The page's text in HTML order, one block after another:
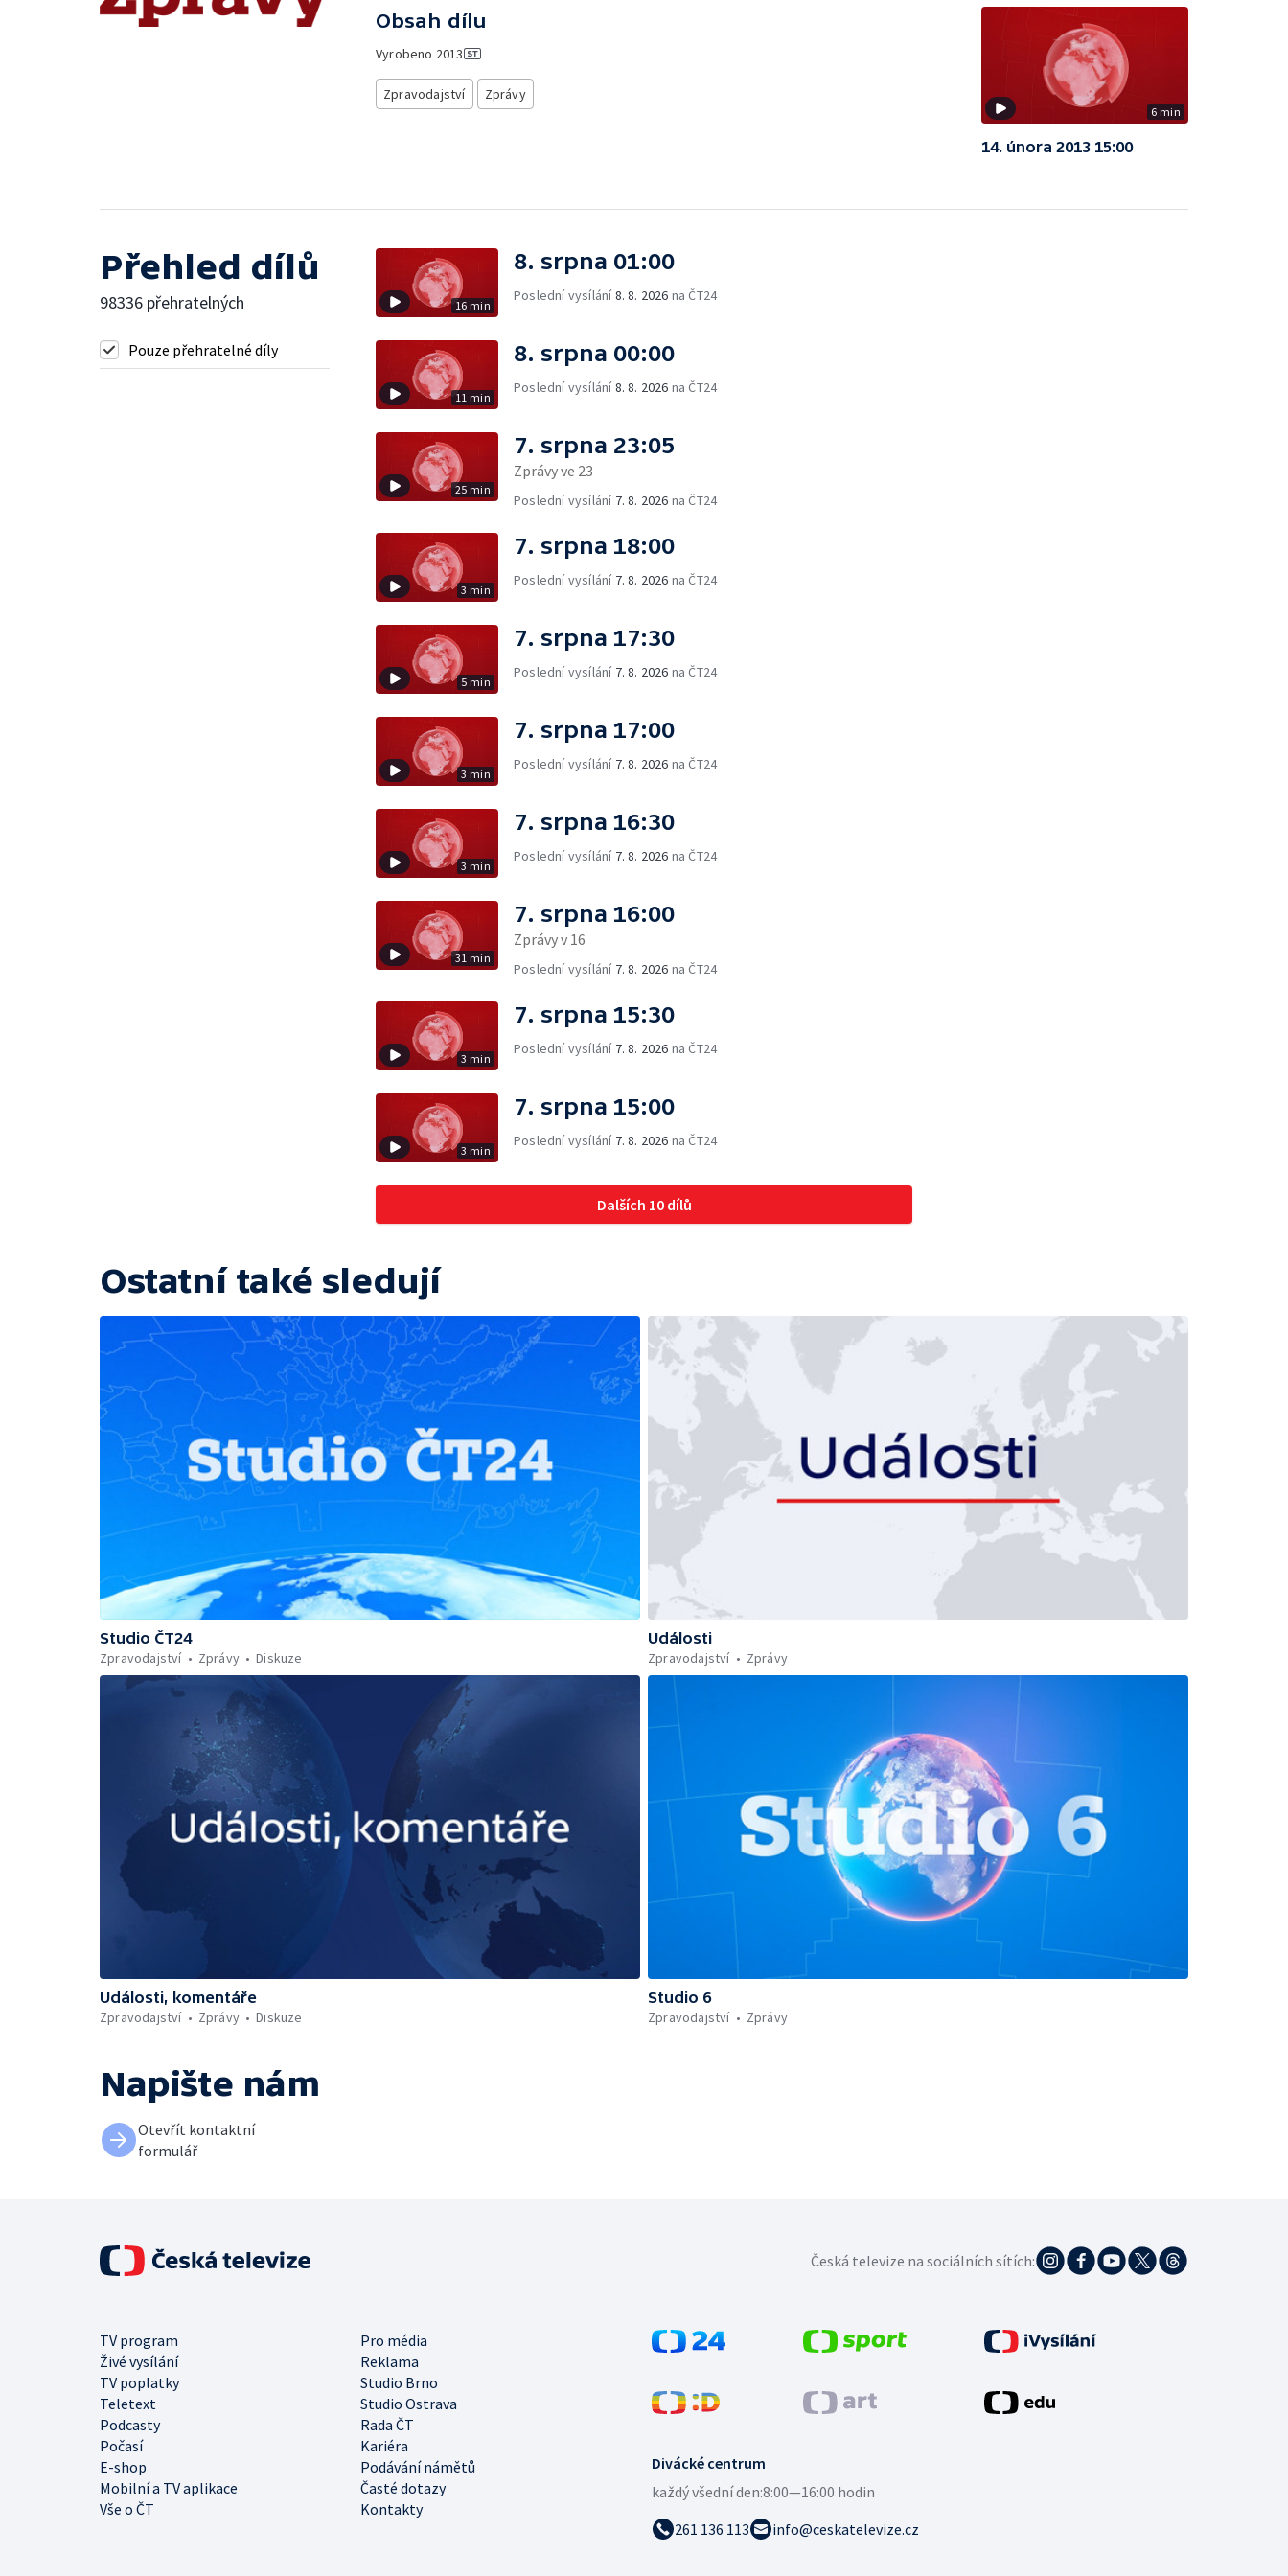
Obsah dílu
Vyrobeno 2013
Zpravodajství Zprávy
6 min
14. února 2013 15:00
Přehled dílů
98336 přehratelných
Pouze přehratelné díly
16 min
8. srpna 01:00
Poslední vysílání8. 8. 2026 na ČT24
11 min
8. srpna 00:00
Poslední vysílání8. 8. 2026 na ČT24
25 min
7. srpna 23:05
Zprávy ve 23
Poslední vysílání 7. 8. 2026 na ČT24
3 min
7. srpna 18:00
Poslední vysílání 7. 8. 2026 na ČT24
5 min
7. srpna 17:30
Poslední vysílání 7. 8. 2026 na ČT24
3 min
7. srpna 17:00
Poslední vysílání 7. 8. 2026 na ČT24
3 min
7. srpna 16:30
Poslední vysílání 7. 8. 2026 na ČT24
31 min
7. srpna 16:00
Zprávy v 16
Poslední vysílání 7. 8. 2026 na ČT24
3 min
7. srpna 15:30
Poslední vysílání 7. 8. 2026 na ČT24
3 min
7. srpna 15:00
Poslední vysílání 7. 8. 2026 na ČT24
Dalších 10 dílů
Ostatní také sledují
Studio ČT24
Zpravodajství
Zprávy Diskuze
Události
Zpravodajství
Zprávy
Události, komentáře
Zpravodajství
Zprávy Diskuze
Studio 6
Zpravodajství
Zprávy
Napište nám
Otevřít kontaktní
formulář
Divácké centrum
každý všední den:8:00—16:00 hodin
261 136 113
info@ceskatelevize.cz
TV program
Pro média
Živé vysílání
Reklama
TV poplatky
Studio Brno
Teletext
Studio Ostrava
Podcasty
Rada ČT
Počasí
Kariéra
E-shop
Podávání námětů
Mobilní a TV aplikace
Časté dotazy
Vše o ČT
Kontakty
Česká televize na sociálních sítích: